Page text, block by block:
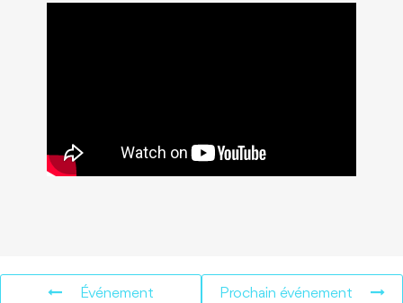
Événement
Prochain événement